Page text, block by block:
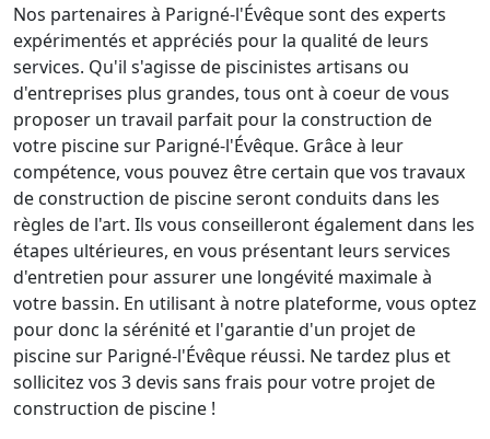
Nos partenaires à Parigné-l'Évêque sont des experts
expérimentés et appréciés pour la qualité de leurs
services. Qu'il s'agisse de piscinistes artisans ou
d'entreprises plus grandes, tous ont à coeur de vous
proposer un travail parfait pour la construction de
votre piscine sur Parigné-l'Évêque. Grâce à leur
compétence, vous pouvez être certain que vos travaux
de construction de piscine seront conduits dans les
règles de l'art. Ils vous conseilleront également dans les
étapes ultérieures, en vous présentant leurs services
d'entretien pour assurer une longévité maximale à
votre bassin. En utilisant à notre plateforme, vous optez
pour donc la sérénité et l'garantie d'un projet de
piscine sur Parigné-l'Évêque réussi. Ne tardez plus et
sollicitez vos 3 devis sans frais pour votre projet de
construction de piscine !